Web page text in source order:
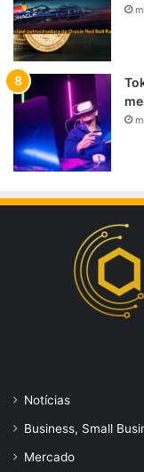
Notícias
Business, Small
Mercado